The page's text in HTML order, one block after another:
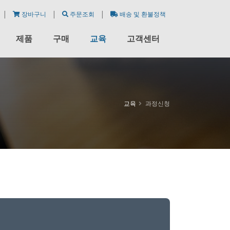
| 장바구니 | 주문조회 | 배송 및 환불정책
제품 구매 교육 고객센터
교육 과정신청